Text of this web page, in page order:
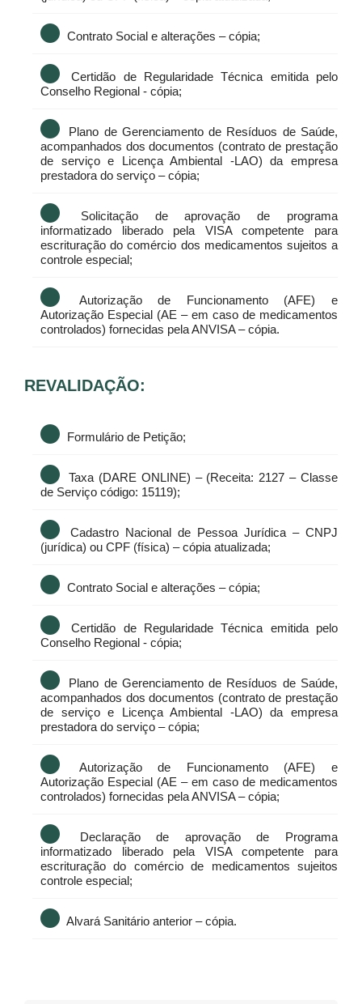
Contrato Social e alterações – cópia;
Certidão de Regularidade Técnica emitida pelo
Conselho Regional - cópia;
Plano de Gerenciamento de Resíduos de Saúde,
acompanhados dos documentos (contrato de prestação
de serviço e Licença Ambiental -LAO) da empresa
prestadora do serviço – cópia;
Solicitação de aprovação de programa
informatizado liberado pela VISA competente para
escrituração do comércio dos medicamentos sujeitos a
controle especial;
Autorização de Funcionamento (AFE) e
Autorização Especial (AE – em caso de medicamentos
controlados) fornecidas pela ANVISA – cópia.
REVALIDAÇÃO:
Formulário de Petição;
Taxa (DARE ONLINE) – (Receita: 2127 – Classe
de Serviço código: 15119);
Cadastro Nacional de Pessoa Jurídica – CNPJ
(jurídica) ou CPF (física) – cópia atualizada;
Contrato Social e alterações – cópia;
Certidão de Regularidade Técnica emitida pelo
Conselho Regional - cópia;
Plano de Gerenciamento de Resíduos de Saúde,
acompanhados dos documentos (contrato de prestação
de serviço e Licença Ambiental -LAO) da empresa
prestadora do serviço – cópia;
Autorização de Funcionamento (AFE) e
Autorização Especial (AE – em caso de medicamentos
controlados) fornecidas pela ANVISA – cópia;
Declaração de aprovação de Programa
informatizado liberado pela VISA competente para
escrituração do comércio de medicamentos sujeitos
controle especial;
Alvará Sanitário anterior – cópia.